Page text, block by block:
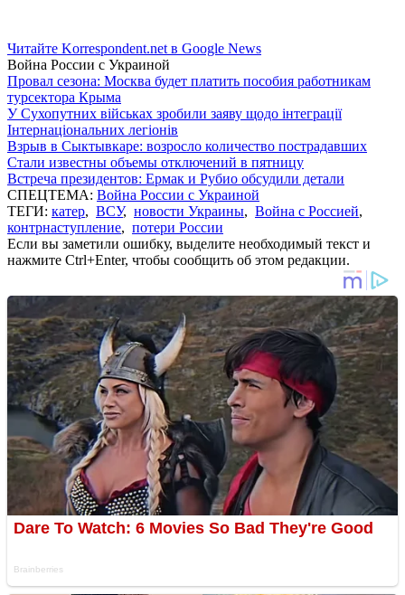
Читайте Korrespondent.net в Google News
Война России с Украиной
Провал сезона: Москва будет платить пособия работникам
турсектора Крыма
У Сухопутних військах зробили заяву щодо інтеграції
Інтернаціональних легіонів
Взрыв в Сыктывкаре: возросло количество пострадавших
Стали известны объемы отключений в пятницу
Встреча президентов: Ермак и Рубио обсудили детали
СПЕЦТЕМА: Война России с Украиной
ТЕГИ: катер, ВСУ, новости Украины, Война с Россией,
контрнаступление, потери России
Если вы заметили ошибку, выделите необходимый текст и
нажмите Ctrl+Enter, чтобы сообщить об этом редакции.